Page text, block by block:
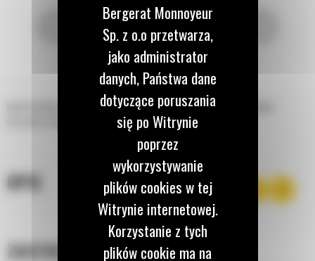
Łyżki do piasku i żwiru Cat® zostały zaprojektowane z myślą o przeładunku
OPIS
ZASTOSOWANIE
Bergerat Monnoyeur
Sp. z o.o przetwarza,
jako administrator
danych, Państwa dane
dotyczące poruszania
się po Witrynie
poprzez
wykorzystywanie
plików cookies w tej
Witrynie internetowej.
Korzystanie z tych
plików cookie ma na